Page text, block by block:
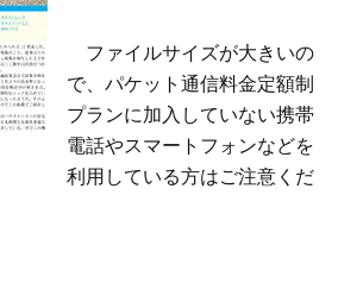
ファイルサイズが大きいの
で、パケット通信料金定額制
プランに加入していない携帯
電話やスマートフォンなどを
利用している方はご注意くだ